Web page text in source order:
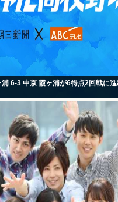
浦 6-3 中京 霞ヶ浦が6得点2回戦に